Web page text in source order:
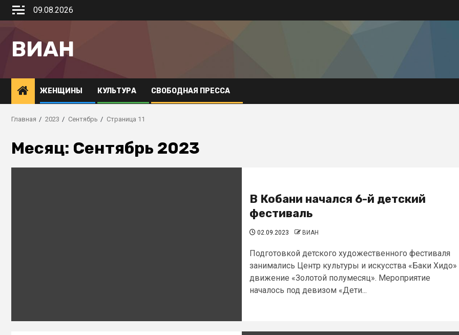
09.08.2026
ВИАН
ЖЕНЩИНЫ КУЛЬТУРА СВОБОДНАЯ ПРЕССА
Главная 2023 Сентябрь Страница 11
Месяц: Сентябрь 2023
В Кобани начался 6-й детский
фестиваль
02.09.2023 ВИАН
Подготовкой детского художественного фестиваля
занимались Центр культуры и искусства «Баки Хидо»
движение «Золотой полумесяц». Мероприятие
началось под девизом «Дети...